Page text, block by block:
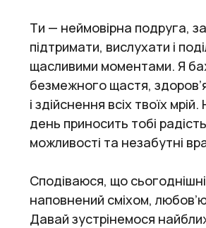
Ти — неймовірна подруга,
підтримати, вислухати і
щасливими моментами. Я
безмежного щастя,
і здійснення всіх твоїх
день приносить тобі
можливості та незабутні
Сподіваюся, що
наповнений сміхом,
Давай зустрінемося